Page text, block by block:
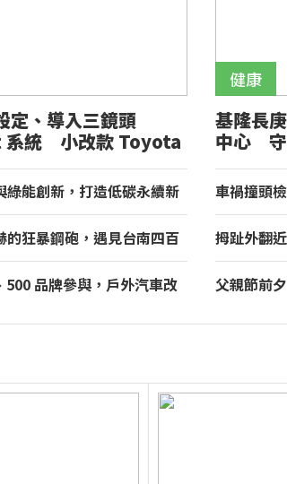
定、導入三鏡頭
系統 小改款 Toyota
登場
綠能創新，打造低碳永續新
的狂暴鋼砲，遇見台南四百
500 品牌參與，戶外汽車改
基隆長
中心 守
車禍撞頭
拇趾外翻
父親節前